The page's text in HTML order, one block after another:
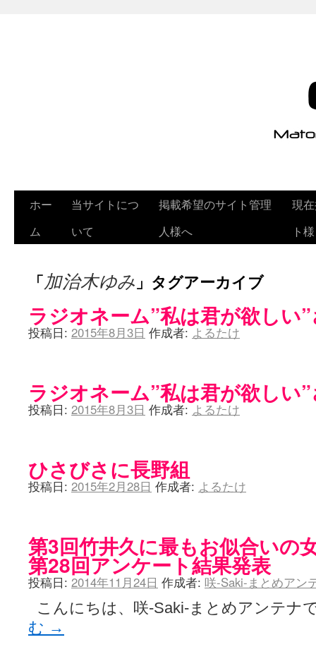
ホー
ム
当サイトにつ
いて
掲載希望のサイト管理
人様へ
現
ト様
「加治木ゆみ 」タグアーカイブ
ラジオネーム”私は君が欲しい
投稿日: 2015年8月3日 作成者: よるたけ
ラジオネーム”私は君が欲しい
投稿日: 2015年8月3日 作成者: よるたけ
ひさびさに長野組
投稿日: 2015年2月28日 作成者: よるたけ
第3回竹井久に最もお似合いの
第28回アンケート結果発表
投稿日: 2014年11月24日 作成者: 咲-Saki-まとめアン
こんにちは、咲-Saki-まとめアンテ
む →